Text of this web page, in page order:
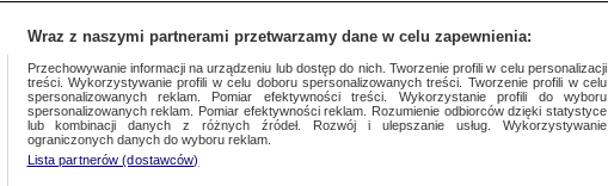
Wraz z naszymi partnerami przetwarzamy dane w celu zapewnienia:
Przechowywanie informacji na urządzeniu lub dostęp do nich. Tworzenie profili w celu personalizacji
treści. Wykorzystywanie profili w celu doboru spersonalizowanych treści. Tworzenie profili w celu
spersonalizowanych reklam. Pomiar efektywności treści. Wykorzystanie profili do wyboru
spersonalizowanych reklam. Pomiar efektywności reklam. Rozumienie odbiorców dzięki statystyce
lub kombinacji danych z różnych źródeł. Rozwój i ulepszanie usług. Wykorzystywanie
ograniczonych danych do wyboru reklam.
Lista partnerów (dostawców)